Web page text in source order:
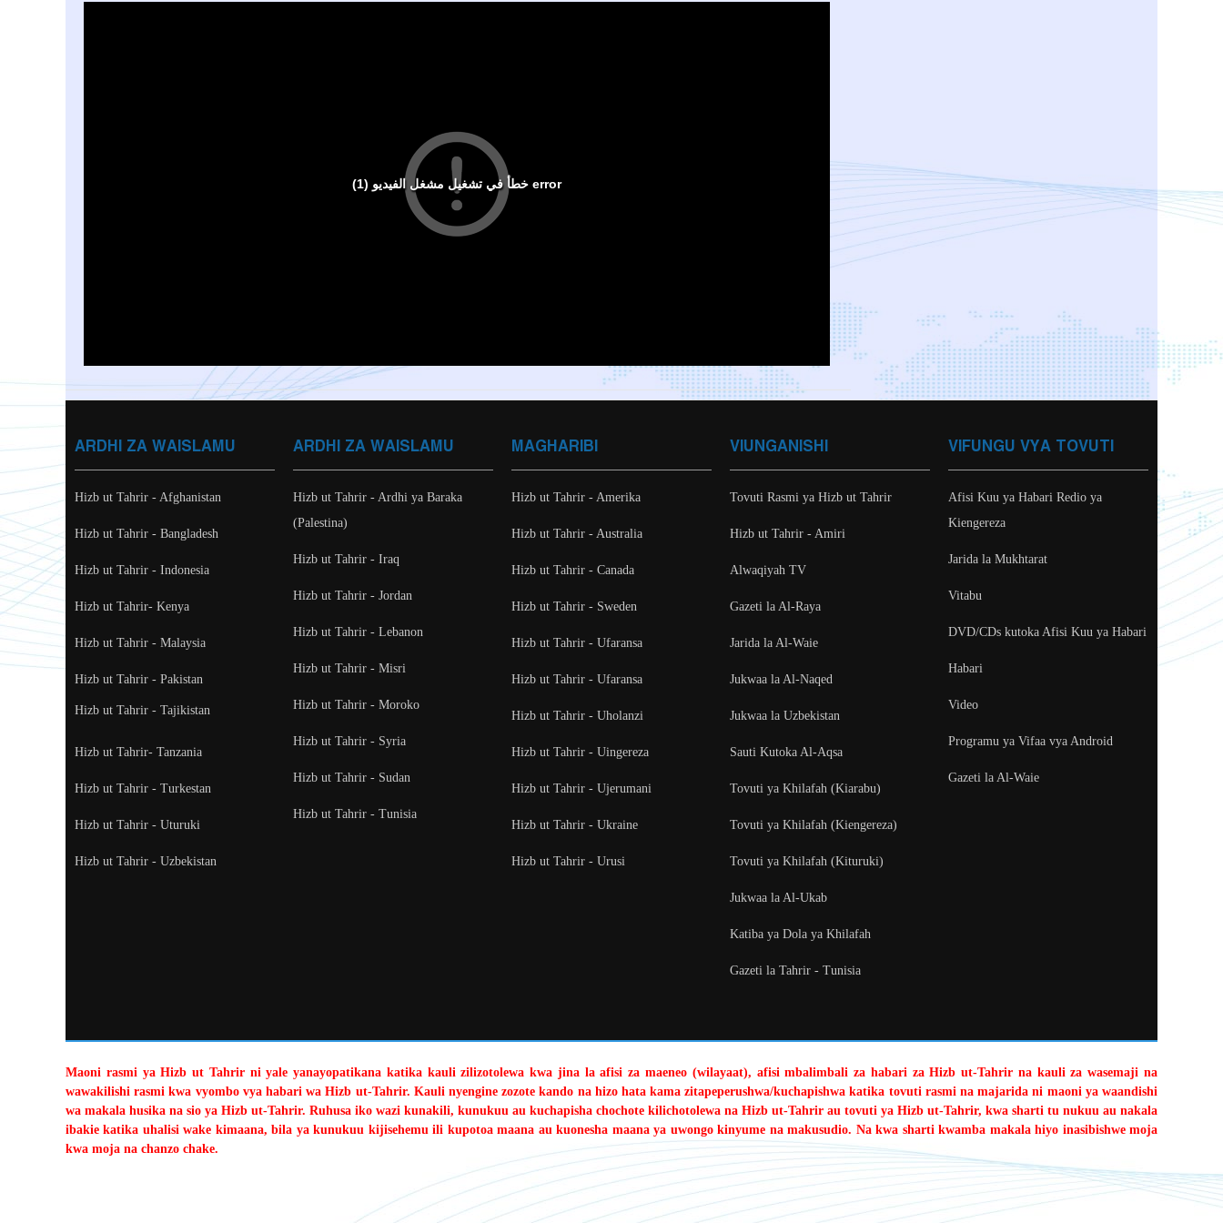
VIFUNGU VYA TOVUTI
Afisi Kuu ya Habari Redio ya
Kiengereza
Jarida la Mukhtarat
Vitabu
DVD/CDs kutoka Afisi Kuu ya Habari
Habari
Video
Programu ya Vifaa vya Android
Gazeti la Al-Waie
VIUNGANISHI
Tovuti Rasmi ya Hizb ut Tahrir
Hizb ut Tahrir - Amiri
Alwaqiyah TV
Gazeti la Al-Raya
Jarida la Al-Waie
Jukwaa la Al-Naqed
Jukwaa la Uzbekistan
Sauti Kutoka Al-Aqsa
Tovuti ya Khilafah (Kiarabu)
Tovuti ya Khilafah (Kiengereza)
Tovuti ya Khilafah (Kituruki)
Jukwaa la Al-Ukab
Katiba ya Dola ya Khilafah
Gazeti la Tahrir - Tunisia
MAGHARIBI
Hizb ut Tahrir - Amerika
Hizb ut Tahrir - Australia
Hizb ut Tahrir - Canada
Hizb ut Tahrir - Sweden
Hizb ut Tahrir - Ufaransa
Hizb ut Tahrir - Ufaransa
Hizb ut Tahrir - Uholanzi
Hizb ut Tahrir - Uingereza
Hizb ut Tahrir - Ujerumani
Hizb ut Tahrir - Ukraine
Hizb ut Tahrir - Urusi
ARDHI ZA WAISLAMU
Hizb ut Tahrir - Ardhi ya Baraka
(Palestina)
Hizb ut Tahrir - Iraq
Hizb ut Tahrir - Jordan
Hizb ut Tahrir - Lebanon
Hizb ut Tahrir - Misri
Hizb ut Tahrir - Moroko
Hizb ut Tahrir - Syria
Hizb ut Tahrir - Sudan
Hizb ut Tahrir - Tunisia
ARDHI ZA WAISLAMU
Hizb ut Tahrir - Afghanistan
Hizb ut Tahrir - Bangladesh
Hizb ut Tahrir - Indonesia
Hizb ut Tahrir- Kenya
Hizb ut Tahrir - Malaysia
Hizb ut Tahrir - Pakistan
Hizb ut Tahrir - Tajikistan
Hizb ut Tahrir- Tanzania
Hizb ut Tahrir - Turkestan
Hizb ut Tahrir - Uturuki
Hizb ut Tahrir - Uzbekistan
Maoni rasmi ya Hizb ut Tahrir ni yale yanayopatikana katika kauli zilizotolewa kwa jina la afisi za maeneo (wilayaat), afisi mbalimbali za habari za Hizb ut-Tahrir na kauli za wasemaji na
wawakilishi rasmi kwa vyombo vya habari wa Hizb ut-Tahrir. Kauli nyengine zozote kando na hizo hata kama zitapeperushwa/kuchapishwa katika tovuti rasmi na majarida ni maoni ya waandishi
wa makala husika na sio ya Hizb ut-Tahrir. Ruhusa iko wazi kunakili, kunukuu au kuchapisha chochote kilichotolewa na Hizb ut-Tahrir au tovuti ya Hizb ut-Tahrir, kwa sharti tu nukuu au nakala
ibakie katika uhalisi wake kimaana, bila ya kunukuu kijisehemu ili kupotoa maana au kuonesha maana ya uwongo kinyume na makusudio. Na kwa sharti kwamba makala hiyo inasibishwe moja
kwa moja na chanzo chake.